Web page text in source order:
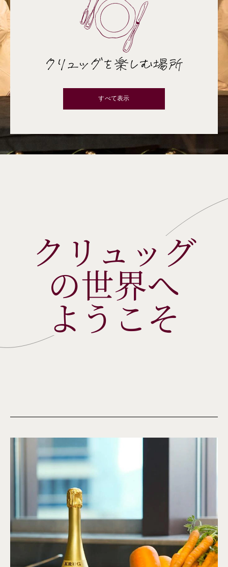
クリュッグを楽しむ場所
すべて表示
クリュッグ
の世界へ
ようこそ